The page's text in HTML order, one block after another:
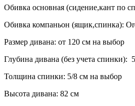
Обивка основная (сидение,кант по
Обивка компаньон (ящик,спинка):
Размер дивана: от 120 см на выбор
Глубина дивана (без учета спинки):
Толщина спинки: 5/8 см на выбор
Высота дивана: 82 см